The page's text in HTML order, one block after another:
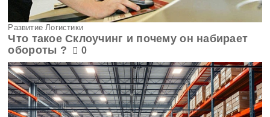
Развитие Логистики
Что такое Склоучинг и почему он набирает
обороты ?
0